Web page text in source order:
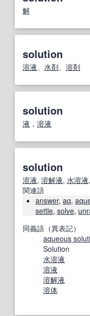
解
solution
溶液、 水剤、 溶剤
solution
液 ， 溶液
solution
溶液, 溶解液, 水溶液,
関連語
answer, aq,
settle, solve,
同義語（異表記）
aqueous
Solution
水溶液
溶液
溶解液
溶体